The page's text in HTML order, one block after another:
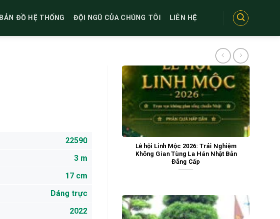
BẢN ĐỒ HỆ THỐNG ĐỘI NGŨ CỦA CHÚNG TÔI LIÊN HỆ
Lễ hội Linh Mộc 2026: Trải Nghiệm
Không Gian Tùng La Hán Nhật Bản
Đẳng Cấp
22590
3 m
17 cm
Dáng trực
2022